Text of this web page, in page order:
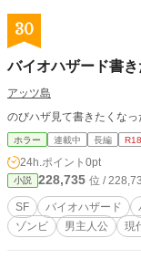
30
バイオハザード書
アッツ島
のびハザ見て書きたくなっ
ホラー 連載中 長編 R18
24h.ポイント 0pt
小説 228,735 位 /
SF バイオハザード
ゾンビ
男主人公 現